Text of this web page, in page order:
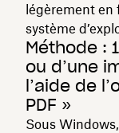
légèrement en
système
Méthode :
ou d’une
l’aide de
PDF »
Sous